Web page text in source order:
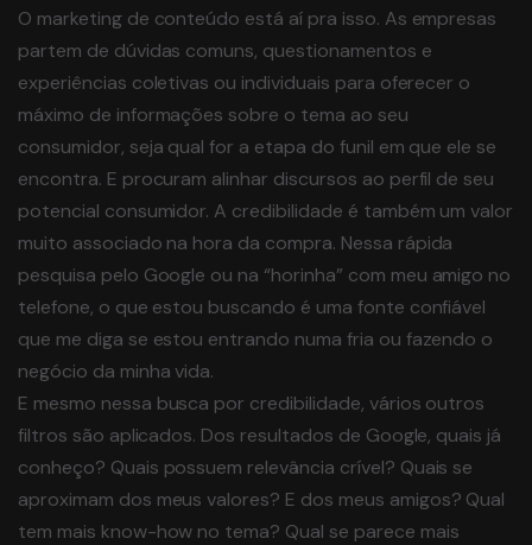
O marketing de conteúdo está aí pra isso. As empresas
partem de dúvidas comuns, questionamentos e
experiências coletivas ou individuais para oferecer o
máximo de informações sobre o tema ao seu
consumidor, seja qual for a etapa do funil em que ele se
encontra. E procuram alinhar discursos ao perfil de seu
potencial consumidor. A credibilidade é também um valor
muito associado na hora da compra. Nessa rápida
pesquisa pelo Google ou na “horinha” com meu amigo no
telefone, o que estou buscando é uma fonte confiável
que me diga se estou entrando numa fria ou fazendo o
negócio da minha vida.
E mesmo nessa busca por credibilidade, vários outros
filtros são aplicados. Dos resultados de Google, quais já
conheço? Quais possuem relevância crível? Quais se
aproximam dos meus valores? E dos meus amigos? Qual
tem mais know-how no tema? Qual se parece mais